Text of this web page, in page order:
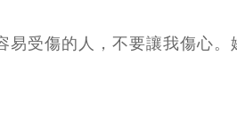
易受傷的人，不要讓我傷心。